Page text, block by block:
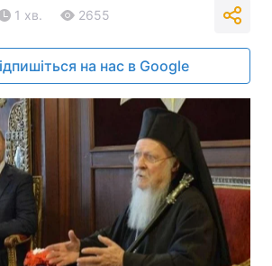
1 хв. 2655
на нас в Google